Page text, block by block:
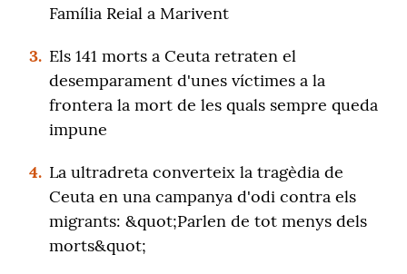
Família Reial a Marivent
3. Els 141 morts a Ceuta retraten el
desemparament d'unes víctimes a la
frontera la mort de les quals sempre queda
impune
4. La ultradreta converteix la tragèdia de
Ceuta en una campanya d'odi contra els
migrants: &quot;Parlen de tot menys dels
morts&quot;